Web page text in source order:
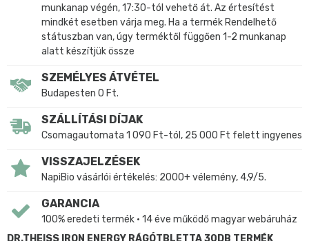
munkanap végén, 17:30-tól vehető át. Az értesítést
mindkét esetben várja meg. Ha a termék Rendelhető
státuszban van, úgy terméktől függően 1-2 munkanap
alatt készítjük össze
SZEMÉLYES ÁTVÉTEL
Budapesten 0 Ft.
SZÁLLÍTÁSI DÍJAK
Csomagautomata 1 090 Ft-tól, 25 000 Ft felett ingyenes
VISSZAJELZÉSEK
NapiBio vásárlói értékelés: 2000+ vélemény, 4,9/5.
GARANCIA
100% eredeti termék • 14 éve működő magyar webáruház
DR.THEISS IRON ENERGY RÁGÓTBLETTA 30DB TERMÉK